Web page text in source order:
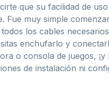
que su facilidad de
Fue muy simple
los cables
enchufarlo y
o consola de juegos, ¡y
de instalación ni